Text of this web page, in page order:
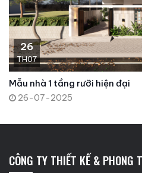
26
TH07
Mẫu nhà 1 tầng rưỡi hiện đại
26-07-2025
CÔNG TY THIẾT KẾ & PHONG